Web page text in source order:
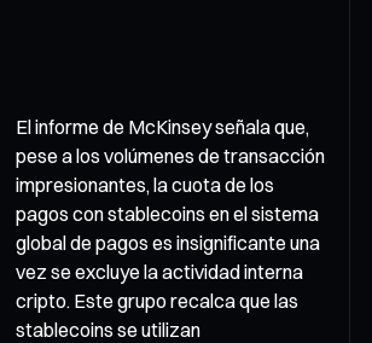
El informe de McKinsey señala que,
pese a los volúmenes de transacción
impresionantes, la cuota de los
pagos con stablecoins en el sistema
global de pagos es insignificante una
vez se excluye la actividad interna
cripto. Este grupo recalca que las
stablecoins se utilizan